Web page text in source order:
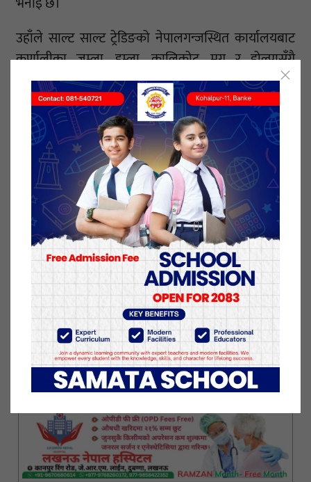
उहाँले साल्ट साल्ट ट्रेडिङको नेपालगन्जस्थित कार्यालयबाट
कर्णालीका जुम्ला, हुम्ला, कालिकोट, मुगु र डोल्पासँगै
जाजरकोट, रोल्पा, रुकुम पश्चिम र पूर्व गरेर नौ जिल्लामा हरेक
वर्ष ३२ देखि ४० हजार क्विन्टल नुन ढुवानी गर्दै आएको
बताउनुभयो।
कार्यक्रममा बोल्दै नेपालगन्ज उपमहानगरको स्वास्थ्य
महाशाखाका प्रमुख रामबहादुर चन्दले केही वर्ष पहिलेसम्म
धेरैले आयोडिनयुक्त नुन खान नमान्ने अवस्था रहेकोमा अहिले
सो अवस्था फेरिएर अधिकांशले खान थालेको बताउनुभयो।
त्यसका लागि पहाडी र हिमाली जिल्लामा धरै मिहिनेत
गर्नुपरेको प्रमुख चन्दले बताउनुभयो।
कार्यक्रममा नेपालगन्ज उपमहानगर स्वास्थ्य शाखाका पोषण
फोकल पर्सन तेज ओलीले आयोडिनयुक्त नुन सेवनका
फाइदाबारे विस्तृत रुपमा जानकारी गराउनुभएको थियो।
२६ माघ २०८०, शुक्रबार प्रकाशित